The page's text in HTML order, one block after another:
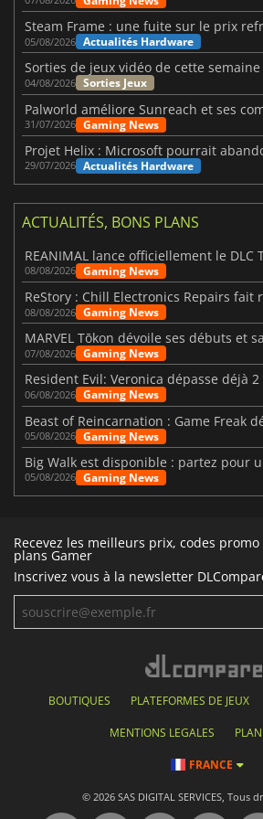
05/08/2026 Actualités Hardware
04/08/2026 Sorties Jeux
Palworld améliore Sunreach et ses
31/07/2026 Gaming News
Projet Helix : Microsoft pourrait
29/07/2026 Actualités Hardware
ACTUALITÉS, BONS PLANS
REANIMAL lance officiellement le DLC
08/08/2026 Gaming News
08/08/2026 Gaming News
07/08/2026 Gaming News
06/08/2026 Gaming News
05/08/2026 Gaming News
05/08/2026 Gaming News
Recevez les meilleurs prix, codes
plans Gamer
Inscrivez vous à la newsletter
BOUTIQUES PLATEFORMES DE JEUX
MENTIONS LEGALES
FRANCE
© 2026 SAS DIGITAL SERVICES, Tous